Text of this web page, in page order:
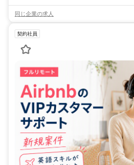
同じ企業の求人
契約社員